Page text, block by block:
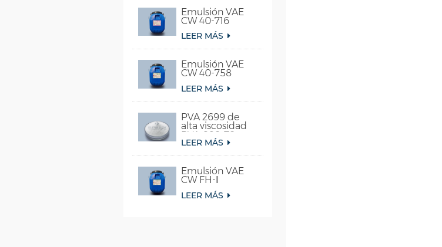
Emulsión VAE
CW 40-716
LEER MÁS
Emulsión VAE
CW 40-758
LEER MÁS
PVA 2699 de
alta viscosidad
PVA 098-78
para pegamento
LEER MÁS
Emulsión VAE
CW FH-Ⅰ
LEER MÁS